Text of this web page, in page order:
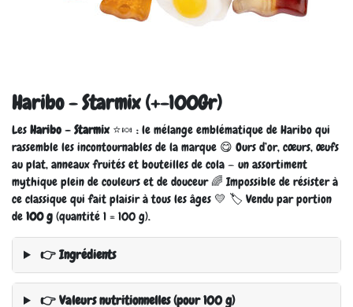
Haribo - Starmix (+-100Gr)
Les Haribo – Starmix⭐🍬 : le mélange emblématique de Haribo qui
rassemble les incontournables de la marque 😋 Ours d’or, cœurs, œufs
au plat, anneaux fruités et bouteilles de cola — un assortiment
mythique plein de couleurs et de douceur 🌈 Impossible de résister à
ce classique qui fait plaisir à tous les âges 💛 🏷️ Vendu par portion
de 100 g (quantité 1 = 100 g).
👉 Ingrédients
👉 Valeurs nutritionnelles (pour 100 g)